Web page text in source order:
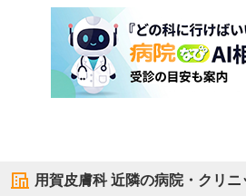
用賀皮膚科近隣の病院・クリニ